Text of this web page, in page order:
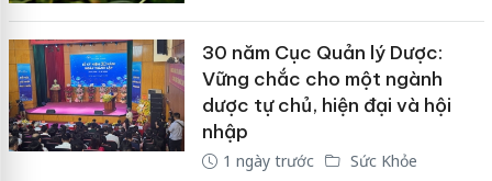
30 năm Cục Quản lý Dược:
Vững chắc cho một ngành
dược tự chủ, hiện đại và hội
nhập
1 ngày trước Sức Khỏe